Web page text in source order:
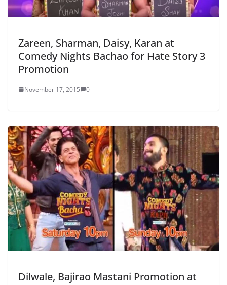
Zareen, Sharman, Daisy, Karan at
Comedy Nights Bachao for Hate Story 3
Promotion
November 17, 2015 0
Dilwale, Bajirao Mastani Promotion at